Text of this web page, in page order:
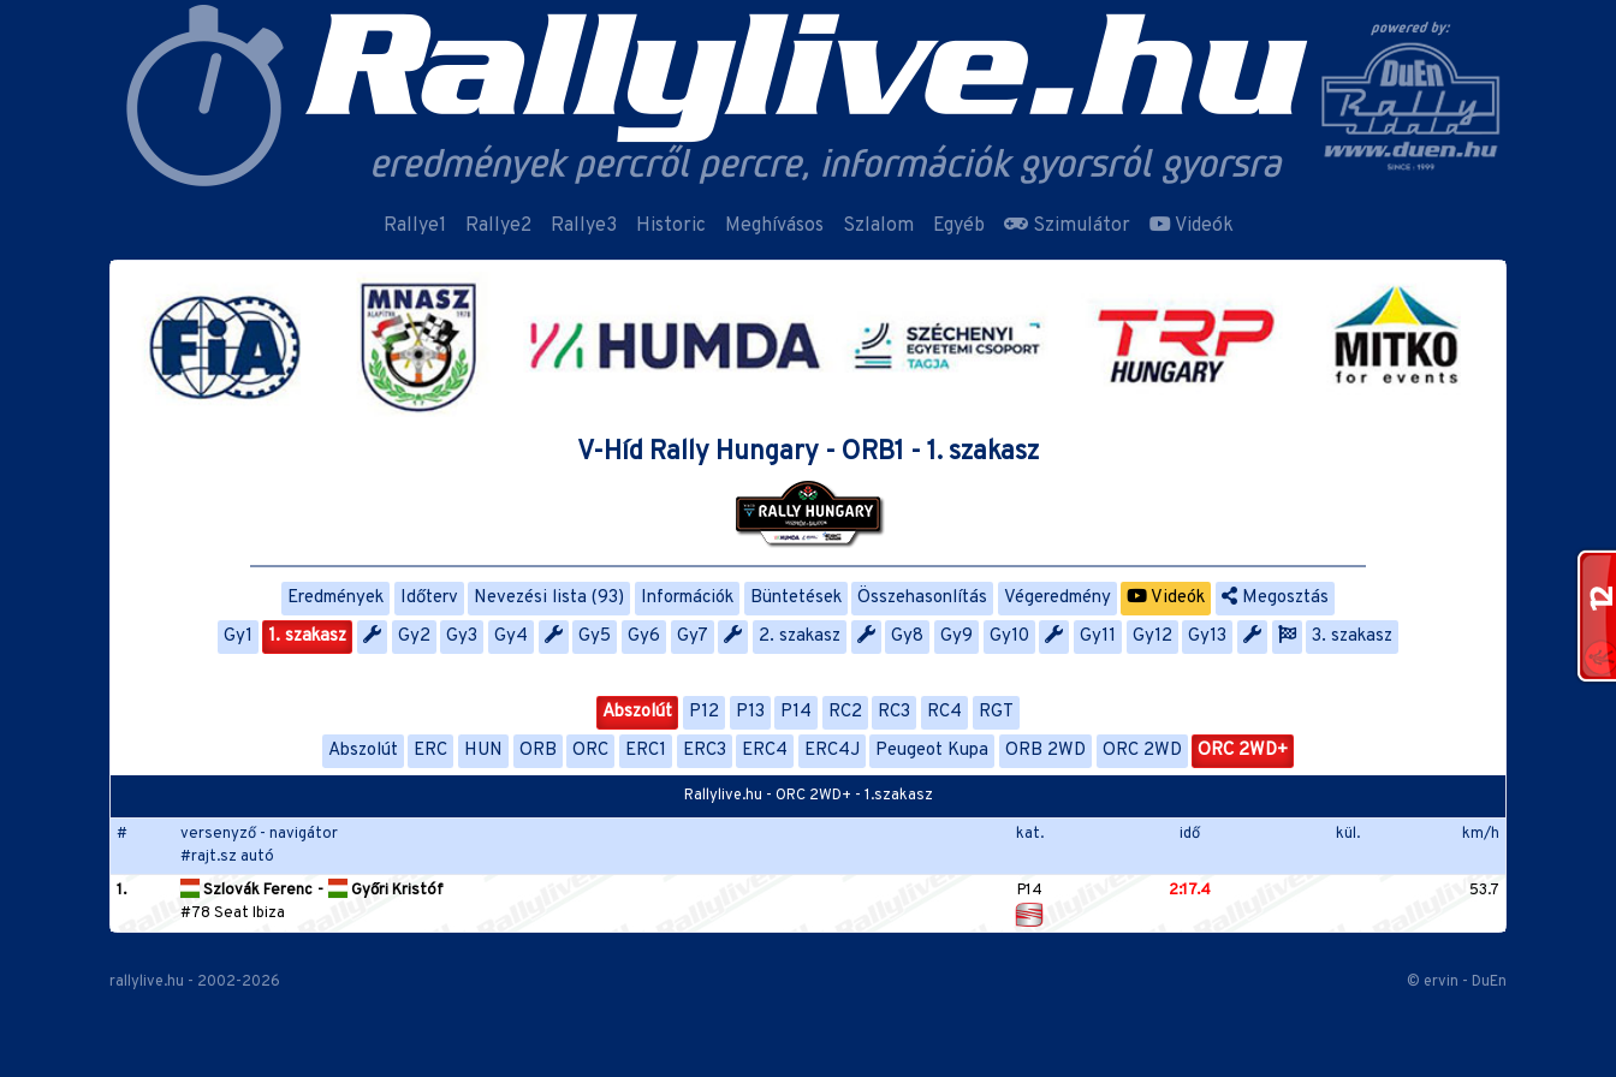
Rallye1 Rallye2 Rallye3 Historic Meghívásos Szlalom Egyéb Szimulátor Videók
V-Híd Rally Hungary - ORB1 - 1. szakasz
Eredmények Időterv Nevezési lista (93) Információk Büntetések Összehasonlítás Végeredmény Videók
Megosztás
Gy1
1. szakasz Gy2 Gy3 Gy4 Gy5 Gy6 Gy7 2. szakasz Gy8 Gy9 Gy10 Gy11 Gy12 Gy13 3. szakasz
Abszolút P12 P13 P14 RC2 RC3 RC4
RGT
Abszolút
ERC HUN ORB ORC ERC1 ERC3 ERC4 ERC4J Peugeot Kupa ORB 2WD ORC 2WD ORC 2WD+
Rallylive.hu - ORC 2WD+ - 1.szakasz
#
versenyző - navigátor
#rajt.sz autó
kat. idő kül. km/h
1. Szlovák Ferenc -
Győri Kristóf
#78 Seat Ibiza
P14 2:17.4 53.7
rallylive.hu - 2002-2026 © ervin - DuEn